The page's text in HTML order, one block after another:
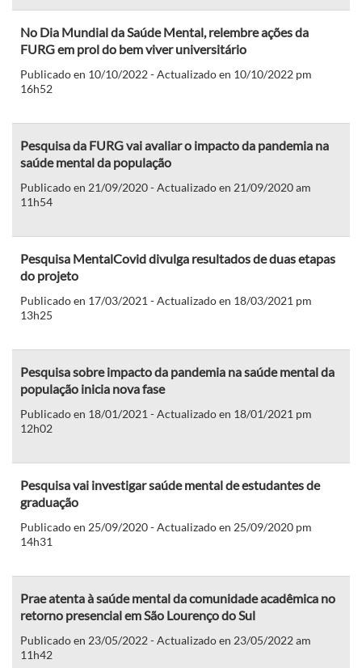
No Dia Mundial da Saúde Mental, relembre ações da
FURG em prol do bem viver universitário
Publicado en 10/10/2022 - Actualizado en 10/10/2022 pm
16h52
Pesquisa da FURG vai avaliar o impacto da pandemia na
saúde mental da população
Publicado en 21/09/2020 - Actualizado en 21/09/2020 am
11h54
Pesquisa MentalCovid divulga resultados de duas etapas
do projeto
Publicado en 17/03/2021 - Actualizado en 18/03/2021 pm
13h25
Pesquisa sobre impacto da pandemia na saúde mental da
população inicia nova fase
Publicado en 18/01/2021 - Actualizado en 18/01/2021 pm
12h02
Pesquisa vai investigar saúde mental de estudantes de
graduação
Publicado en 25/09/2020 - Actualizado en 25/09/2020 pm
14h31
Prae atenta à saúde mental da comunidade acadêmica no
retorno presencial em São Lourenço do Sul
Publicado en 23/05/2022 - Actualizado en 23/05/2022 am
11h42